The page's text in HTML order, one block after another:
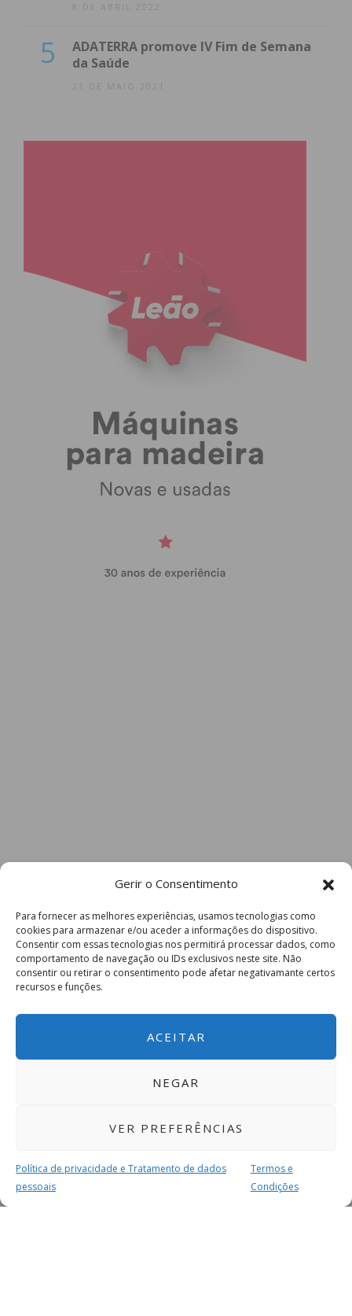
Gerir o Consentimento
Para fornecer as melhores experiências, usamos tecnologias como
cookies para armazenar e/ou aceder a informações do dispositivo.
Consentir com essas tecnologias nos permitirá processar dados, como
comportamento de navegação ou IDs exclusivos neste site. Não
consentir ou retirar o consentimento pode afetar negativamante certos
recursos e funções.
ACEITAR
NEGAR
VER PREFERÊNCIAS
Política de privacidade e Tratamento de dados
pessoais
Termos e
Condições
8 DE ABRIL 2022
5
ADATERRA promove IV Fim de Semana
da Saúde
21 DE MAIO 2021